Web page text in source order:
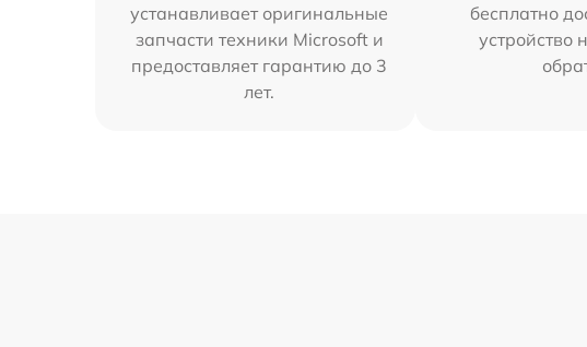
устанавливает оригинальные
запчасти техники Microsoft и
предоставляет гарантию до 3
лет.
бесплатно
устройство